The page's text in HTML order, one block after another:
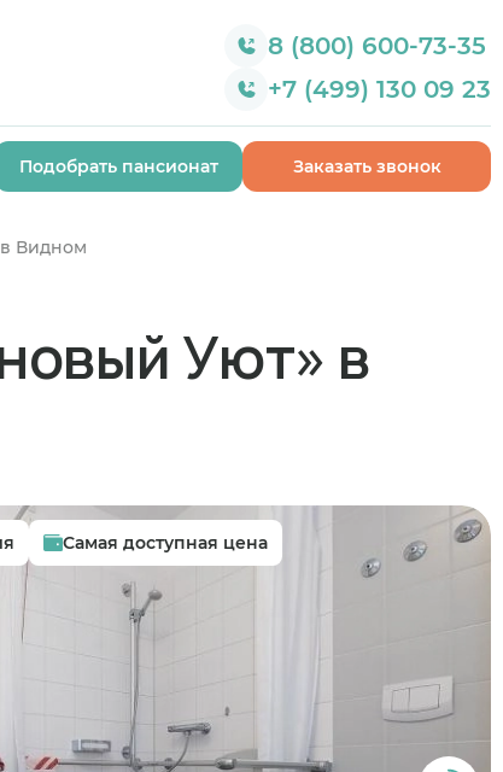
8 (800) 600-73-35
+7 (499) 130 09 23
Подобрать пансионат Заказать звонок
Видном
Уют» в
Самая доступная цена